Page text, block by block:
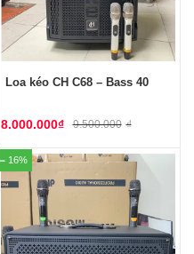
Loa kéo CH C68 – Bass 40
9.500.000 ₫
8.000.000₫
16%